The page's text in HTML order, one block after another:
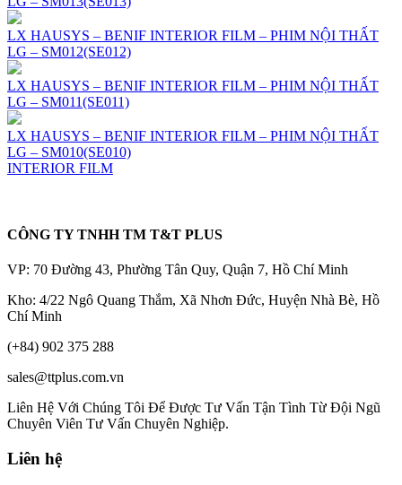
LX HAUSYS – BENIF INTERIOR FILM – PHIM NỘI THẤT
LG – SM012(SE012)
LX HAUSYS – BENIF INTERIOR FILM – PHIM NỘI THẤT
LG – SM011(SE011)
LX HAUSYS – BENIF INTERIOR FILM – PHIM NỘI THẤT
LG – SM010(SE010)
INTERIOR FILM
CÔNG TY TNHH TM T&T PLUS
VP: 70 Đường 43, Phường Tân Quy, Quận 7, Hồ Chí Minh
Kho: 4/22 Ngô Quang Thắm, Xã Nhơn Đức, Huyện Nhà Bè, Hồ
Chí Minh
(+84) 902 375 288
sales@ttplus.com.vn
Liên Hệ Với Chúng Tôi Để Được Tư Vấn Tận Tình Từ Đội Ngũ
Chuyên Viên Tư Vấn Chuyên Nghiệp.
Liên hệ